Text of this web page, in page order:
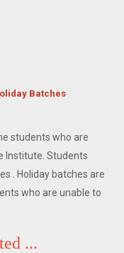
Batches
who are
Institute. Students
. Holiday batches are
who are unable to
...